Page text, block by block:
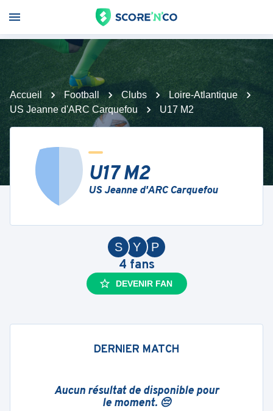
Accueil Football Clubs
Loire-Atlantique
US Jeanne d'ARC Carquefou
U17 M2
U17 M2
US Jeanne d'ARC Carquefou
P
Y
S
4 fans
DEVENIR FAN
DERNIER MATCH
Aucun résultat de disponible pour
le moment. 😔